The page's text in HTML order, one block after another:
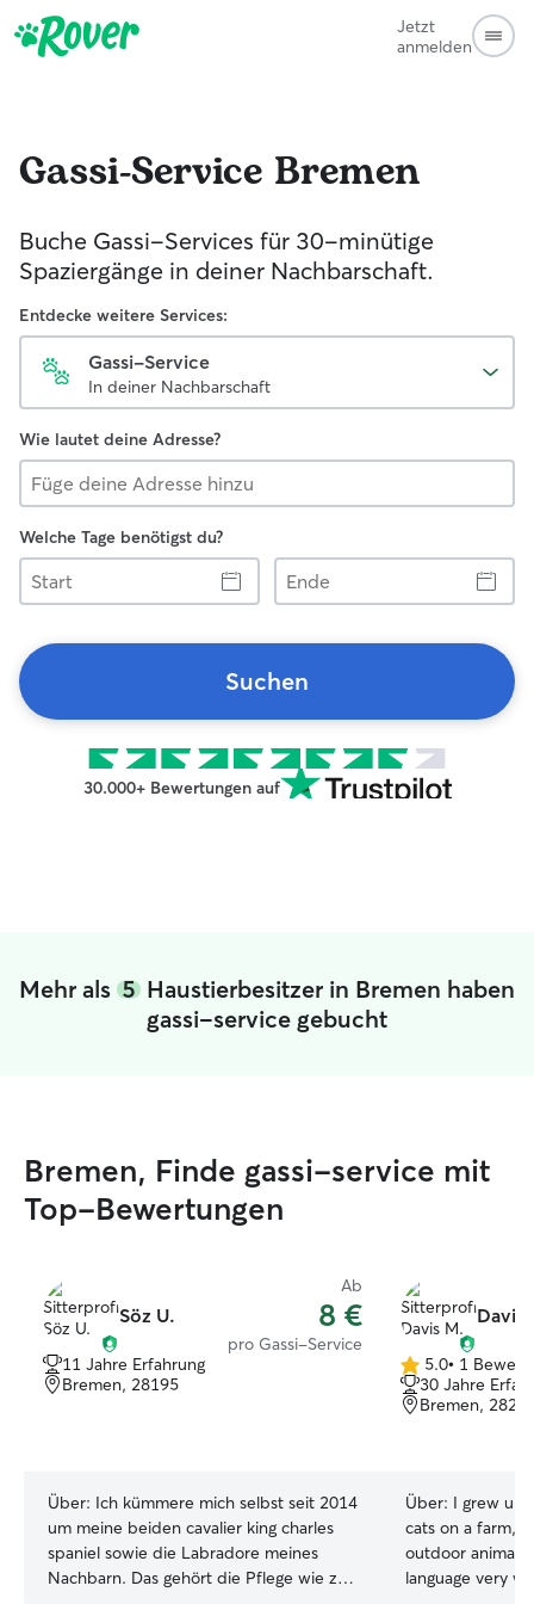
Jetzt
anmelden
Gassi-Service Bremen
Buche Gassi-Services für 30-minütige
Spaziergänge in deiner Nachbarschaft.
Entdecke weitere Services:
Gassi-Service
In deiner Nachbarschaft
Wie lautet deine Adresse?
Welche Tage benötigst du?
Start
Ende
Suchen
30.000+ Bewertungen auf
Mehr als 5 Haustierbesitzer in Bremen haben
gassi-service gebucht
Bremen, Finde gassi-service mit
Top-Bewertungen
Söz U.
Ab
8 €
pro Gassi-Service
11 Jahre Erfahrung
Bremen, 28195
Über: Ich kümmere mich selbst seit 2014
um meine beiden cavalier king charles
spaniel sowie die Labradore meines
Nachbarn. Das gehört die Pflege wie z.B
Davis
5.0
von
5
5.0• 1
30 Jahre
Bremen,
Über: I grew up
cats on a farm,
outdoor
language very